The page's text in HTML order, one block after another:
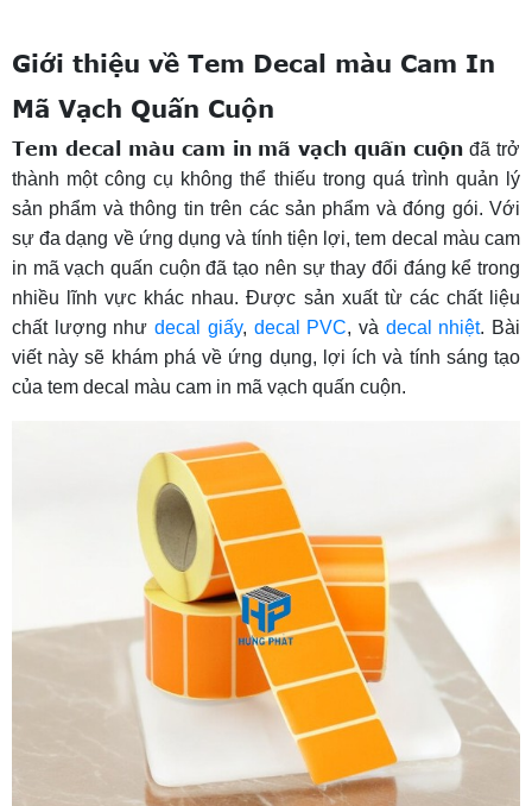
Giới thiệu về Tem Decal màu Cam In
Mã Vạch Quấn Cuộn
Tem decal màu cam in mã vạch quấn cuộn đã trở
thành một công cụ không thể thiếu trong quá trình quản lý
sản phẩm và thông tin trên các sản phẩm và đóng gói. Với
sự đa dạng về ứng dụng và tính tiện lợi, tem decal màu cam
in mã vạch quấn cuộn đã tạo nên sự thay đổi đáng kể trong
nhiều lĩnh vực khác nhau.Được sản xuất từ các chất liệu
chất lượng nhưdecal giấy, decal PVC, và decal nhiệt. Bài
viết này sẽ khám phá về ứng dụng, lợi ích và tính sáng tạo
của tem decal màu cam in mã vạch quấn cuộn.